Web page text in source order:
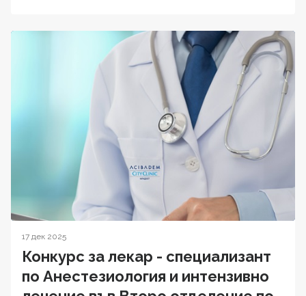
17 дек 2025
Конкурс за лекар - специализант
по Анестезиология и интензивно